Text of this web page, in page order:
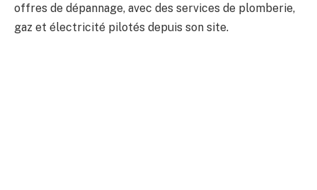
offres de dépannage, avec des services de plomberie,
gaz et électricité pilotés depuis son site.